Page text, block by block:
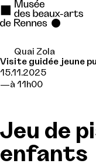
Se rendre au
Contenu principal
Quai Zola
Visite guidée jeune
15.11.2025
à 11h00
Jeu de
enfants